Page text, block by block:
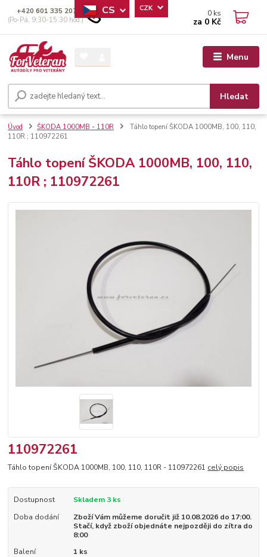
Menu
CS CZK
Hledat
+420 601 335 207
(Po-Pá, 9:30-15:30 hod.)
0 ks
za 0 Kč
Úvod ŠKODA 1000MB - 110R
Táhlo topení ŠKODA 1000MB, 100, 110,
110R ; 110972261
Táhlo topení ŠKODA 1000MB, 100, 110,
110R ; 110972261
110972261
Táhlo topení ŠKODA 1000MB, 100, 110, 110R - 110972261 celý popis
Dostupnost
Skladem 3 ks
Doba dodání
Zboží Vám můžeme doručit již 10.08.2026 do 17:00.
Stačí, když zboží objednáte nejpozději do zítra do
8:00
Balení
1 ks